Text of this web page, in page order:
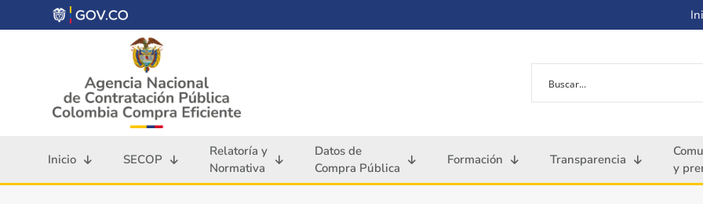
Inicio SECOP
Relatoría y
Normativa
Datos de
Compra Pública
Formación Transparencia
y